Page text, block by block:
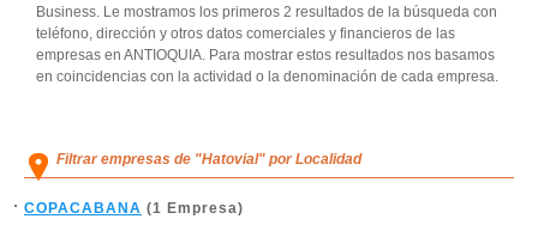
Business. Le mostramos los primeros 2 resultados de la búsqueda con
teléfono, dirección y otros datos comerciales y financieros de las
empresas en ANTIOQUIA. Para mostrar estos resultados nos basamos
en coincidencias con la actividad o la denominación de cada empresa.
Filtrar empresas de "Hatovial" por Localidad
COPACABANA (1 Empresa)